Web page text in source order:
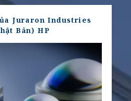
Juraron Industries
Bản) HP